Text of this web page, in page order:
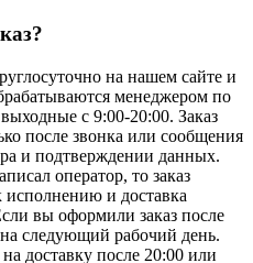
на нашем сайте и
менеджером по
с 9:00-20:00. Заказ
после звонка или сообщения
и подтверждении данных.
оператор, то заказ
исполнению и доставка
вы оформили заказ после
на следующий рабочий день.
доставку после 20:00 или